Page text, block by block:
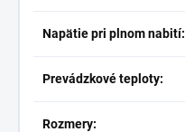
Napätie pri plnom nabití:
Prevádzkové teploty:
Rozmery: